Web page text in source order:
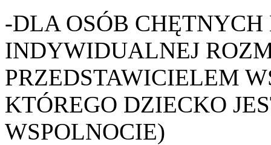
-DLA OSÓB
INDYWIDUALNEJ
PRZEDSTAWICIELEM
KTÓREGO DZIECKO
WSPOLNOCIE)